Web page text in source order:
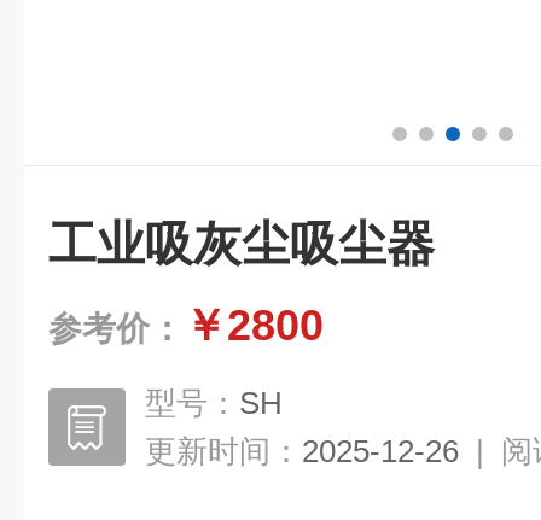
工业吸灰尘吸尘器
参考价： ￥2800
型号： SH
更新时间： 2025-12-26 | 阅